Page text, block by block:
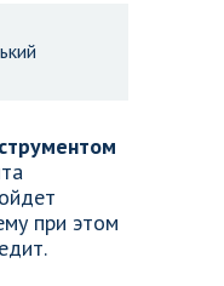
при этом